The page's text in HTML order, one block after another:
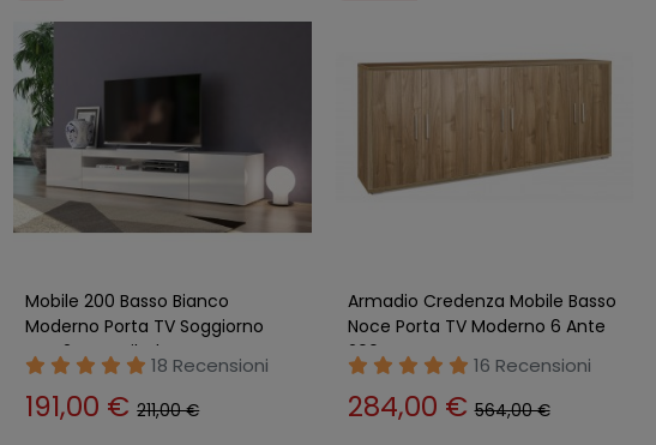
Mobile 200 Basso Bianco
Moderno Porta TV Soggiorno
con 2 Ante Ribalta
18 Recensioni
191,00 €211,00 €
Armadio Credenza Mobile Basso
Noce Porta TV Moderno 6 Ante
200 cm Legno
16 Recensioni
284,00 €564,00 €